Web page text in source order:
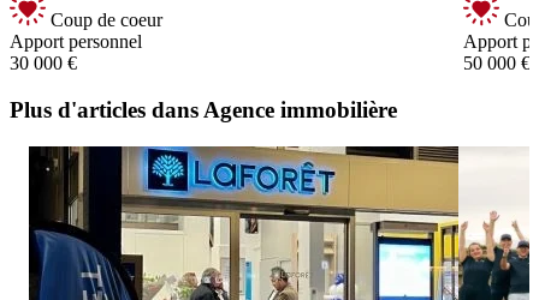
Coup de coeur
Apport personnel
30 000 €
Apport
50 000 €
Plus d'articles dans Agence immobilière